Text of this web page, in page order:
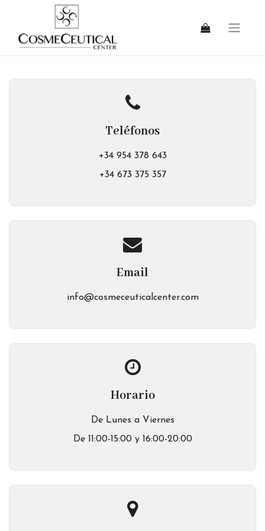
Teléfonos
+34 954 378 643
+34 673 375 357
Email
info@cosmeceuticalcenter.com
Horario
De Lunes a Viernes
De 11:00-15:00 y 16:00-20:00